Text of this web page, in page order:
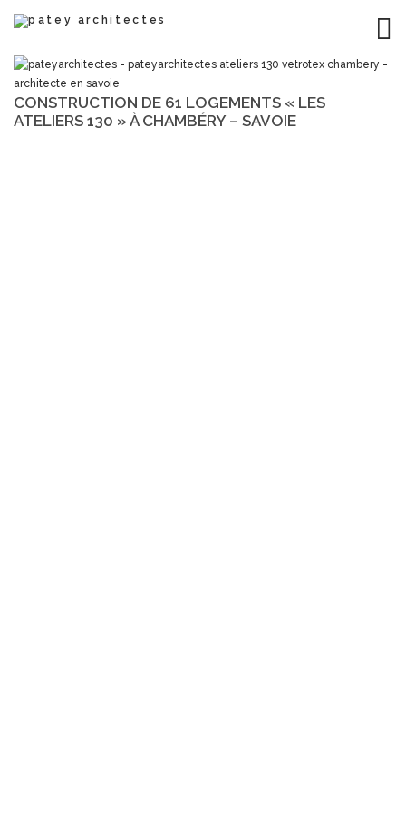
CONSTRUCTION DE 61 LOGEMENTS « LES
ATELIERS 130 » À CHAMBÉRY – SAVOIE